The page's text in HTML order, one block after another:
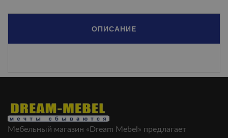
ОПИСАНИЕ
Мебельный магазин «Dream Mebel» предлагает